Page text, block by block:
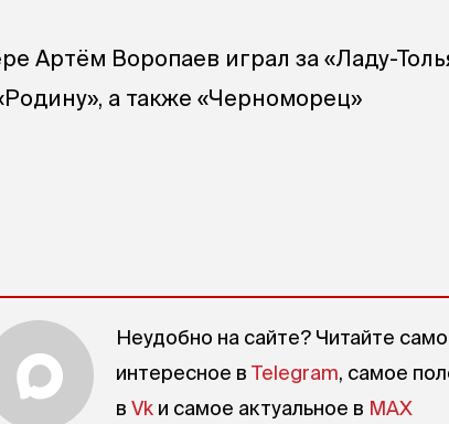
Артём Воропаев играл за «Ладу-
а также «Черноморец»
Неудобно на сайте? Читайте
интересное в Telegram, самое
в Vk и самое актуальное в MAX